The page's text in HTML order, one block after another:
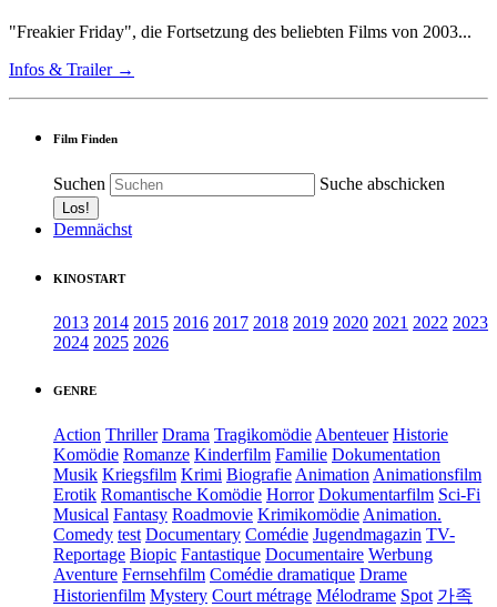
"Freakier Friday", die Fortsetzung des beliebten Films von 2003...
Infos & Trailer →
Film Finden
Suchen Suche abschicken
Demnächst
KINOSTART
2013 2014 2015 2016 2017 2018 2019 2020 2021 2022 2023
2024 2025 2026
GENRE
Action Thriller Drama TragikomödieAbenteuer Historie
Komödie Romanze Kinderfilm Familie Dokumentation
Musik Kriegsfilm Krimi BiografieAnimationAnimationsfilm
Erotik Romantische Komödie Horror Dokumentarfilm Sci-Fi
Musical Fantasy Roadmovie KrimikomödieAnimation.
Comedy test Documentary Comédie Jugendmagazin TV-
Reportage Biopic Fantastique Documentaire Werbung
Aventure Fernsehfilm Comédie dramatique Drame
Historienfilm Mystery Court métrage Mélodrame Spot 가족